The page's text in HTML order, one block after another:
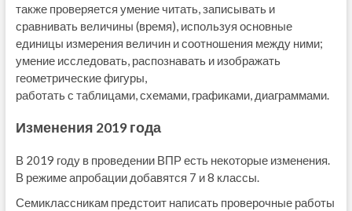
также проверяется умение читать, записывать и
сравнивать величины (время), используя основные
единицы измерения величин и соотношения между ними;
умение исследовать, распознавать и изображать
геометрические фигуры,
работать с таблицами, схемами, графиками, диаграммами.
Изменения 2019 года
В 2019 году в проведении ВПР есть некоторые изменения.
В режиме апробации добавятся 7 и 8 классы.
Семиклассникам предстоит написать проверочные работы